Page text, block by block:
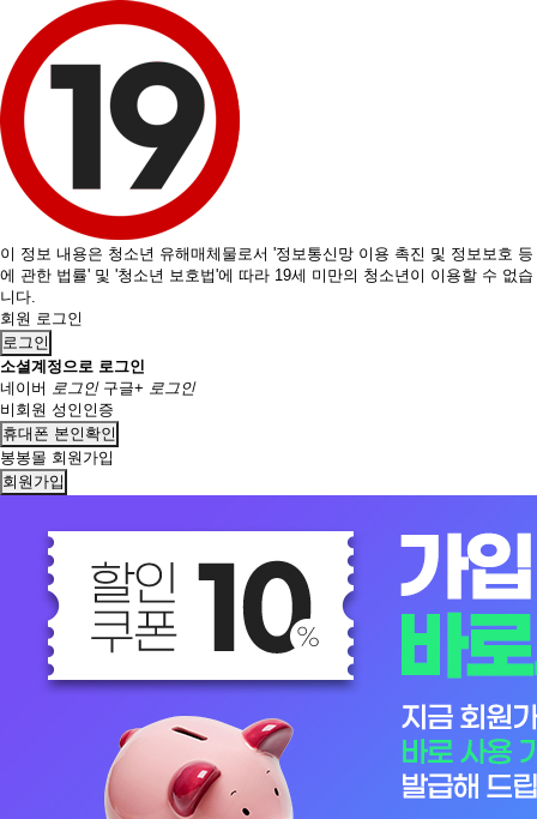
이 정보 내용은 청소년 유해매체물로서 '정보통신망 이용 촉진 및 정보보호 등
에 관한 법률' 및 '청소년 보호법'에 따라 19세 미만의 청소년이 이용할 수 없습
니다.
회원 로그인
로그인
소셜계정으로 로그인
네이버 로그인 구글+ 로그인
비회원 성인인증
휴대폰 본인확인
봉봉몰 회원가입
회원가입